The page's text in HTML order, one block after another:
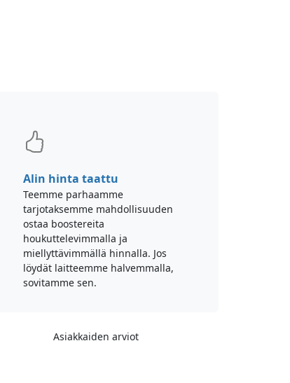
Alin hinta taattu
Teemme parhaamme
tarjotaksemme mahdollisuuden
ostaa boostereita
houkuttelevimmalla ja
miellyttävimmällä hinnalla. Jos
löydät laitteemme halvemmalla,
sovitamme sen.
Asiakkaiden arviot